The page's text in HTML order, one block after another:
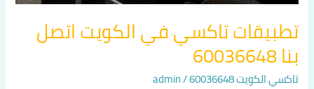
تطبيقات تاكسي في الكويت اتصل
بنا 60036648
تاكسي الكويت 60036648 /
admin